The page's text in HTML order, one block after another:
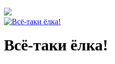
Всё-таки ёлка!